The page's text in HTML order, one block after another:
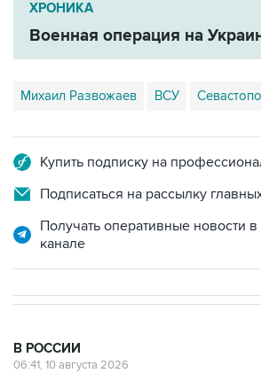
ХРОНИКА
Военная операция на
Михаил Развожаев ВСУ
Купить подписку на
Подписаться на рассылку
Получать оперативные новости
канале
В РОССИИ
06:41, 10 августа 2026